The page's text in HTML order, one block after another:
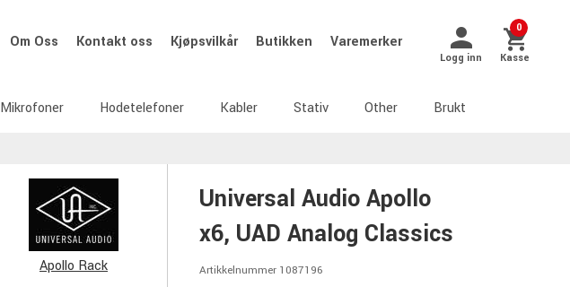
Om Oss Kontakt oss Kjøpsvilkår Butikken Varemerker
Logg inn
0
Kasse
Mikrofoner Hodetelefoner Kabler Stativ Other Brukt
Apollo Rack
Universal Audio Apollo
x6, UAD Analog Classics
Artikkelnummer 1087196